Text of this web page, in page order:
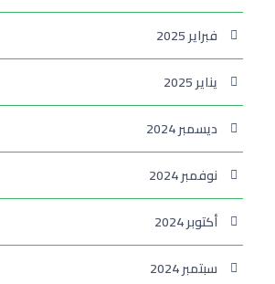
فبراير 2025
يناير 2025
ديسمبر 2024
نوفمبر 2024
أكتوبر 2024
سبتمبر 2024